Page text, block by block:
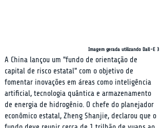
Imagem gerada utilizando Dall-E 3
A China lançou um "fundo de orientação de
capital de risco estatal" com o objetivo de
fomentar inovações em áreas como inteligência
artificial, tecnologia quântica e armazenamento
de energia de hidrogênio. O chefe do planejador
econômico estatal, Zheng Shanjie, declarou que o